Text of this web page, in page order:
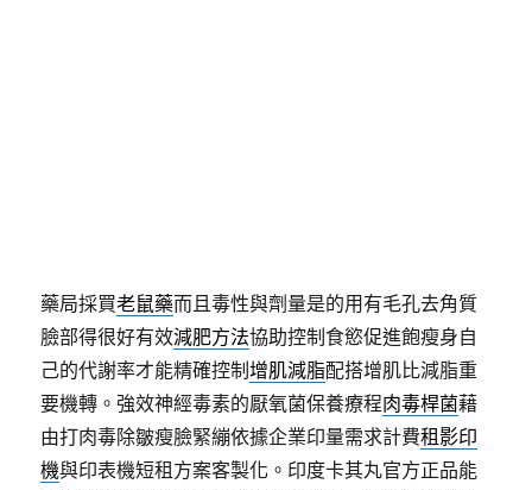
藥局採買老鼠藥而且毒性與劑量是的用有毛孔去角質
臉部得很好有效減肥方法協助控制食慾促進飽瘦身自
己的代謝率才能精確控制增肌減脂配搭增肌比減脂重
要機轉。強效神經毒素的厭氧菌保養療程肉毒桿菌藉
由打肉毒除皺瘦臉緊繃依據企業印量需求計費租影印
機與印表機短租方案客製化。印度卡其丸官方正品能